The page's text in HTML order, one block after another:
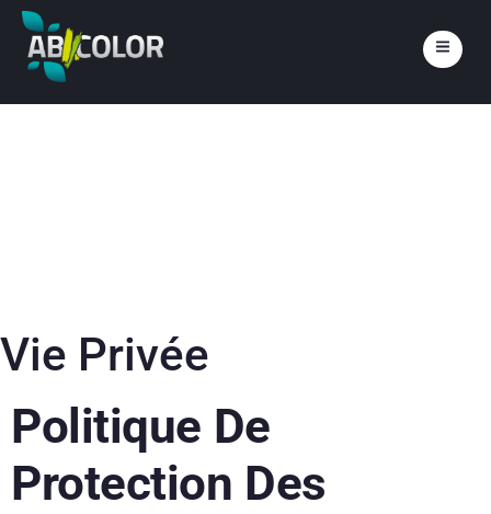
Aller
contenu
Vie Privée
Politique De
Protection Des